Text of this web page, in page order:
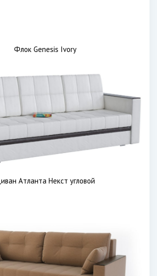
Флок Genesis Ivory
Атланта Некст угловой